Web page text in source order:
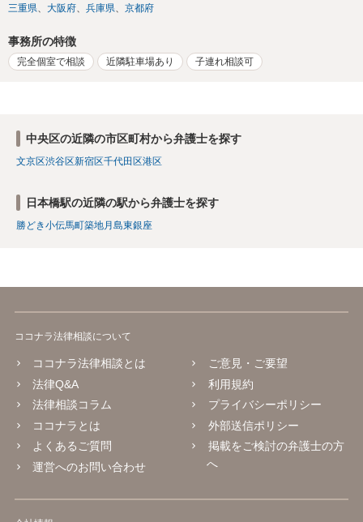
三重県
大阪府 兵庫県 京都府
事務所の特徴
完全個室で相談 近隣駐車場あり 子連れ相談可
中央区の近隣の市区町村から弁護士を探す
文京区渋谷区新宿区千代田区港区
日本橋駅の近隣の駅から弁護士を探す
勝どき小伝馬町築地月島東銀座
ココナラ法律相談について
ココナラ法律相談とは
法律Q&A
法律相談コラム
ココナラとは
よくあるご質問
運営へのお問い合わせ
ご意見・ご要望
利用規約
プライバシーポリシー
外部送信ポリシー
掲載をご検討の弁護士の方
へ